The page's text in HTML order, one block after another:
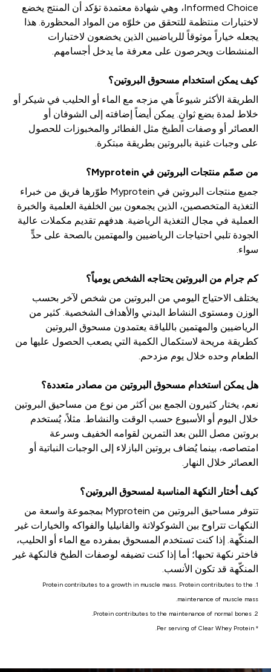
Informed Choice، وهي شهادة معتمدة تؤكد أن المنتج يخضع
لاختبارات منتظمة للتحقق من خلوّه من المواد المحظورة. هذا
يجعله خياراً موثوقاً للرياضيين الذين يخضعون لاختبارات
المنشطات ويحرصون على معرفة ما يدخل أجسامهم.
كيف يمكن استخدام مسحوق البروتين؟
الطريقة الأكثر شيوعاً هي مزجه مع الماء أو الحليب في شيكر أو
خلاط لمدة بضع ثوانٍ. يمكن أيضاً إضافته إلى الشوفان أو
العصائر أو وصفات الطبخ مثل الفطائر والمخبوزات للحصول
على وجبات غنية بالبروتين بطريقة مبتكرة.
من صمّم منتجات البروتين في Myprotein؟
جميع منتجات البروتين في Myprotein طوّرها فريق من خبراء
التغذية المتخصصين، الذين يجمعون بين الخلفية العلمية والخبرة
العملية في مجال التغذية الرياضية. هدفهم تقديم مكملات عالية
الجودة تلبي احتياجات الرياضيين والمهتمين بالصحة على حدٍّ
سواء.
كم جرام من البروتين يحتاجه الشخص يومياً؟
يختلف الاحتياج اليومي من البروتين من شخص لآخر بحسب
الوزن ومستوى النشاط البدني والأهداف الشخصية. كثير من
الرياضيين والمهتمين باللياقة يعتمدون مسحوق البروتين
كطريقة مريحة لاستكمال الكمية التي يصعب الحصول عليها من
الطعام وحده خلال يوم مزدحم.
هل يمكن استخدام مسحوق البروتين من مصادر متعددة؟
نعم، يختار كثيرون الجمع بين أكثر من نوع من مساحيق البروتين
خلال اليوم أو الأسبوع حسب الوقت والنشاط. مثلاً، يُستخدم
بروتين مصل اللبن بعد التمرين لقوامه الخفيف وسرعة
امتصاصه، بينما يُضاف بروتين البازلاء إلى الوجبات النباتية أو
العصائر خلال النهار.
كيف أختار النكهة المناسبة لمسحوق البروتين؟
تتوفر مساحيق البروتين من Myprotein بمجموعة واسعة من
النكهات تتراوح بين الشوكولاتة والفانيليا والفواكه والخيارات غير
المنكّهة. إذا كنت تستخدم المسحوق بمفرده مع الماء أو الحليب،
فاختر نكهة تحبها؛ أما إذا كنت تضيفه لوصفات الطبخ فالنكهة غير
المنكّهة قد تكون الأنسب.
1. Protein contributes to a growth in muscle mass. Protein contributes to the
maintenance of muscle mass.
2. Protein contributes to the maintenance of normal bones.
* Per serving of Clear Whey Protein.